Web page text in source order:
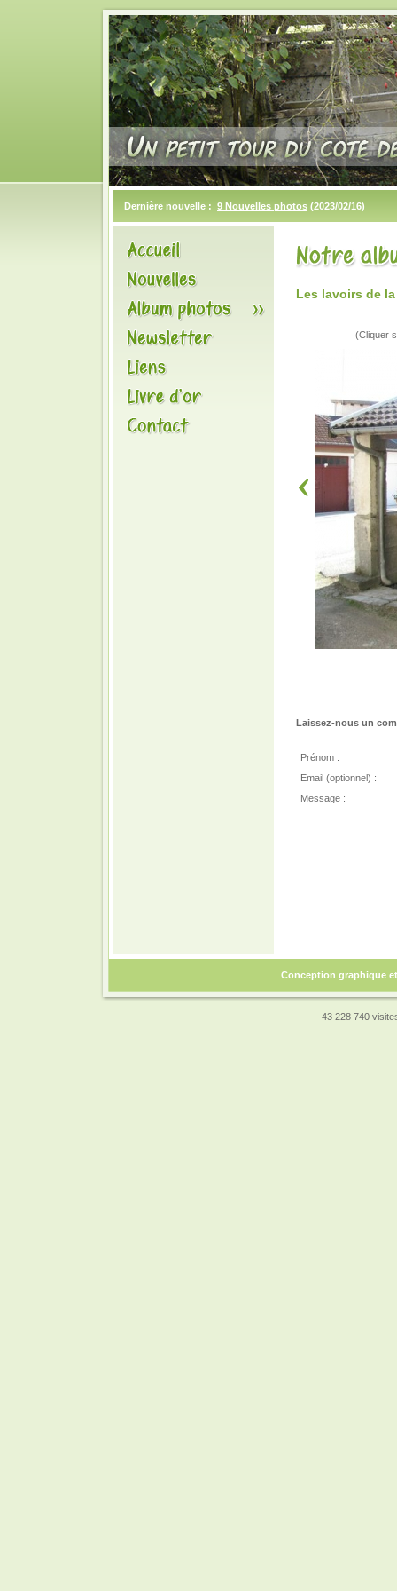
Dernière nouvelle : 9 Nouvelles photos (2023/02/16)
Les lavoirs de
(Cliquer
Laissez-nous un
Prénom :
Email (optionnel) :
Message :
Conception graphique
43 228 740